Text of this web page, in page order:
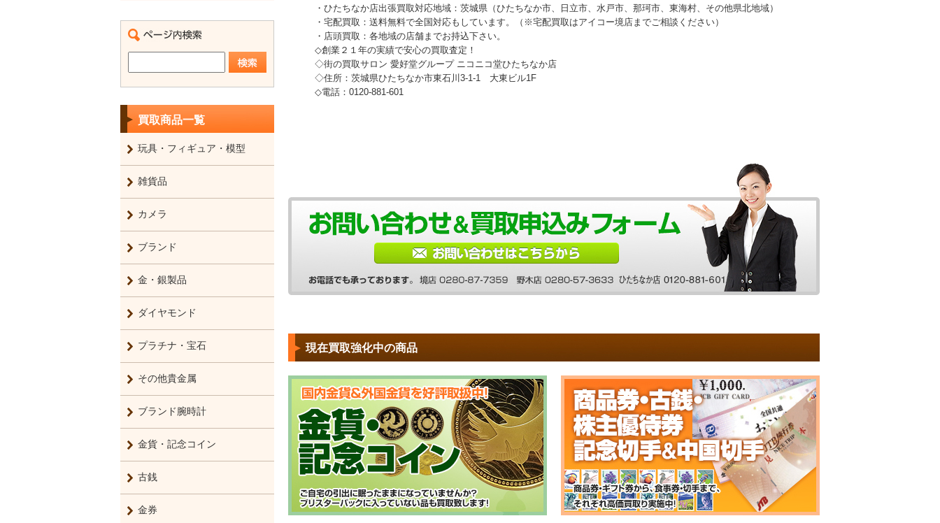
買取商品一覧
玩具・フィギュア・模型
雑貨品
カメラ
ブランド
金・銀製品
ダイヤモンド
プラチナ・宝石
その他貴金属
ブランド腕時計
金貨・記念コイン
古銭
金券
・ひたちなか店出張買取対応地域：茨城県（ひたちなか市、日立市、水戸市、那珂市、東海村、その他県北地域）
・宅配買取：送料無料で全国対応もしています。（※宅配買取はアイコー境店までご相談ください）
・店頭買取：各地域の店舗までお持込下さい。
◇創業２１年の実績で安心の買取査定！
◇街の買取サロン 愛好堂グループ ニコニコ堂ひたちなか店
◇住所：茨城県ひたちなか市東石川3-1-1 大東ビル1F
◇電話：0120-881-601
現在買取強化中の商品